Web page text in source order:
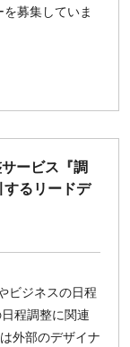
募集していま
ービス『調
るリードデ
ビジネスの日程
程調整に関連
外部のデザイナ